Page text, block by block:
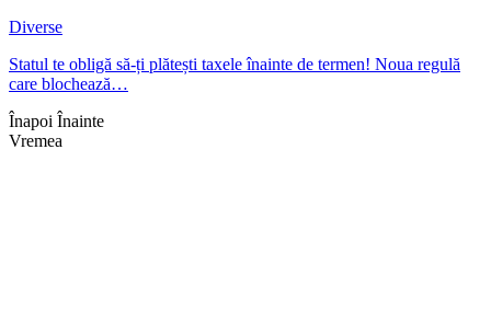
Diverse
Statul te obligă să-ți plătești taxele înainte de termen! Noua regulă
care blochează…
Înapoi Înainte
Vremea